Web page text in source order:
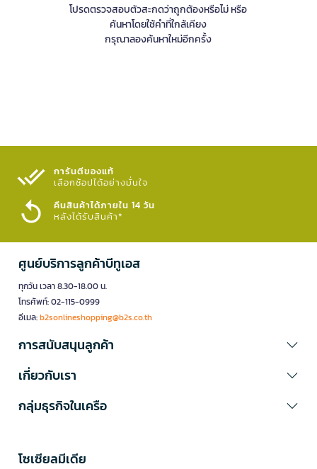
โปรดตรวจสอบตัวสะกดว่าถูกต้องหรือไม่ หรือ
ค้นหาโดยใช้คำที่ใกล้เคียง
กรุณาลองค้นหาใหม่อีกครั้ง
การันตีของแท้
เลือกช้อปได้อย่างมั่นใจ​
คืนสินค้าได้ภายใน 14 วัน
หลังได้รับสินค้า*
ศูนย์บริการลูกค้าบีทูเอส
ทุกวัน เวลา 8.30-18.00 น.
โทรศัพท์: 02-115-0999
อีเมล:b2sonlineshopping@b2s.co.th
การสนับสนุนลูกค้า
เกี่ยวกับเรา
กลุ่มธุรกิจในเครือ
โซเซียลมีเดีย​